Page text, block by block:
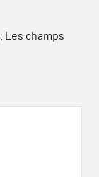
Les champs